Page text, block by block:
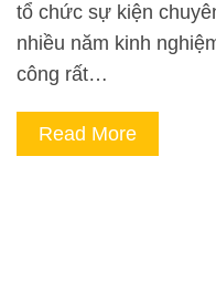
tổ chức sự kiện
nhiều năm kinh
công rất…
Read More